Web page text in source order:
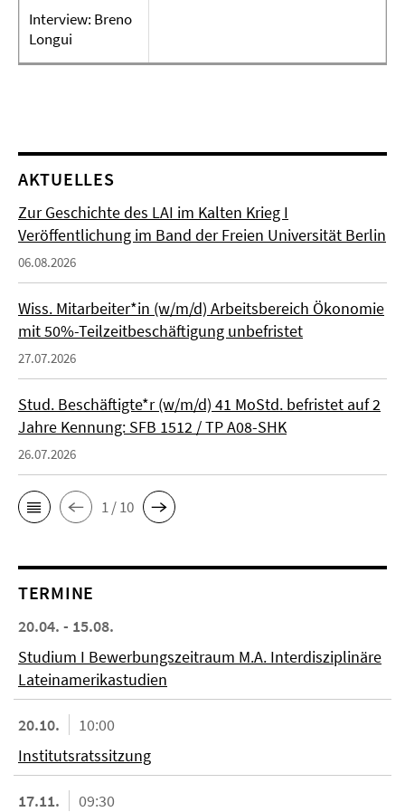
Interview: Breno
Longui
AKTUELLES
Zur Geschichte des LAI im Kalten Krieg I
Veröffentlichung im Band der Freien Universität Berlin
06.08.2026
Wiss. Mitarbeiter*in (w/m/d) Arbeitsbereich Ökonomie
mit 50%-Teilzeitbeschäftigung unbefristet
27.07.2026
Stud. Beschäftigte*r (w/m/d) 41 MoStd. befristet auf 2
Jahre Kennung: SFB 1512 / TP A08-SHK
26.07.2026
1 / 10
TERMINE
20.04. - 15.08.
Studium I Bewerbungszeitraum M.A. Interdisziplinäre
Lateinamerikastudien
20.10.
10:00
Institutsratssitzung
17.11.
09:30